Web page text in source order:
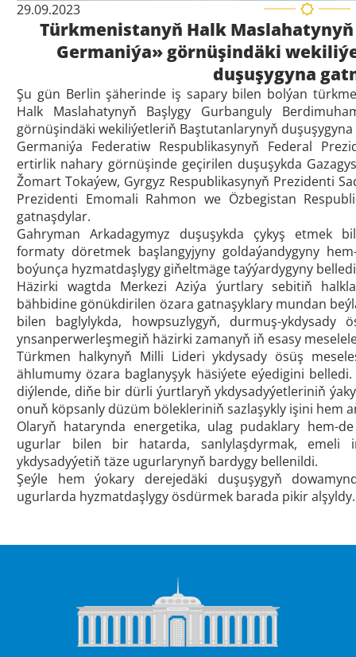
29.09.2023
Türkmenistanyň Halk
Germaniýa» görnüşindäki
duşuşygyna
Şu gün Berlin şäherinde iş sapary bilen bolýan
Halk Maslahatynyň Başlygy Gurbanguly
görnüşindäki wekiliýetleriň Baştutanlarynyň duşuşygyna
Germaniýa Federatiw Respublikasynyň Federal
ertirlik nahary görnüşinde geçirilen duşuşykda
Žomart Tokaýew, Gyrgyz Respublikasynyň Prezidenti
Prezidenti Emomali Rahmon we Özbegistan
gatnaşdylar.
Gahryman Arkadagymyz duşuşykda çykyş etmek
formaty döretmek başlangyjyny goldaýandygyny
boýunça hyzmatdaşlygy giňeltmäge taýýardygyny
Häzirki wagtda Merkezi Aziýa ýurtlary sebitiň
bähbidine gönükdirilen özara gatnaşyklary mundan
bilen baglylykda, howpsuzlygyň, durmuş-ykdysady
ynsanperwerleşmegiň häzirki zamanyň iň esasy
Türkmen halkynyň Milli Lideri ykdysady ösüş
ählumumy özara baglanyşyk häsiýete eýedigini
diýlende, diňe bir dürli ýurtlaryň ykdysadyýetleriniň
onuň köpsanly düzüm bölekleriniň sazlaşykly işini hem
Olaryň hatarynda energetika, ulag pudaklary hem-
ugurlar bilen bir hatarda, sanlylaşdyrmak, emeli
ykdysadyýetiň täze ugurlarynyň bardygy bellenildi.
Şeýle hem ýokary derejedäki duşuşygyň
ugurlarda hyzmatdaşlygy ösdürmek barada pikir alşyldy.